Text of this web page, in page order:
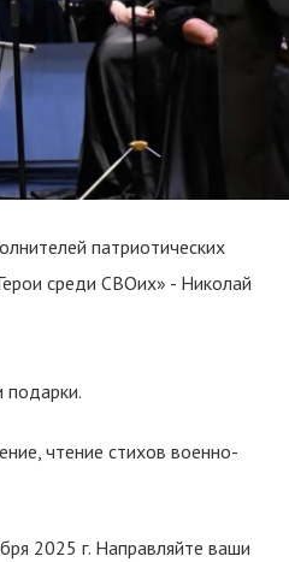
патриотических
среди СВОих» - Николай
подарки.
чтение стихов военно-
2025 г. Направляйте ваши